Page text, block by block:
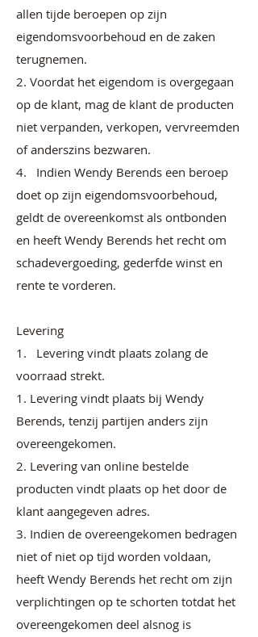
allen tijde beroepen op zijn
eigendomsvoorbehoud en de zaken
terugnemen.
2. Voordat het eigendom is overgegaan
op de klant, mag de klant de producten
niet verpanden, verkopen, vervreemden
of anderszins bezwaren.
4. Indien Wendy Berends een beroep
doet op zijn eigendomsvoorbehoud,
geldt de overeenkomst als ontbonden
en heeft Wendy Berends het recht om
schadevergoeding, gederfde winst en
rente te vorderen.
Levering
1. Levering vindt plaats zolang de
voorraad strekt.
1. Levering vindt plaats bij Wendy
Berends, tenzij partijen anders zijn
overeengekomen.
2. Levering van online bestelde
producten vindt plaats op het door de
klant aangegeven adres.
3. Indien de overeengekomen bedragen
niet of niet op tijd worden voldaan,
heeft Wendy Berends het recht om zijn
verplichtingen op te schorten totdat het
overeengekomen deel alsnog is